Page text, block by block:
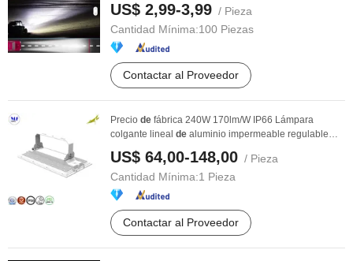
US$ 2,99-3,99 / Pieza
Cantidad Mínima:100 Piezas
Contactar al Proveedor
Precio de fábrica 240W 170lm/W IP66 Lámpara
colgante lineal de aluminio impermeable regulable
...
US$ 64,00-148,00 / Pieza
Cantidad Mínima:1 Pieza
Contactar al Proveedor